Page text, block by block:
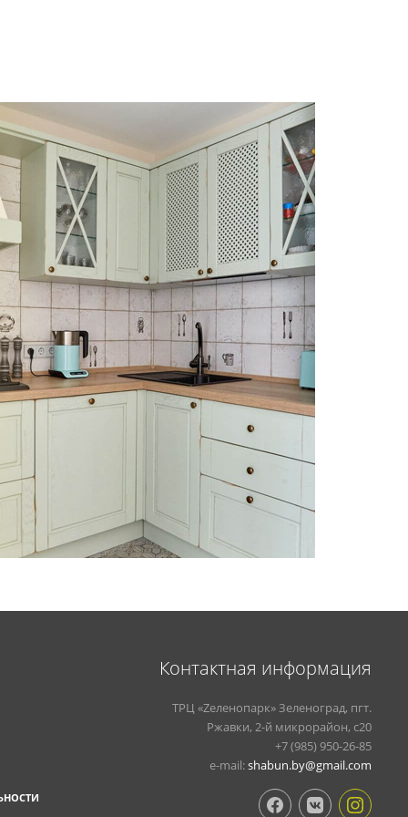
Контактная информация
ТРЦ «Zеленопарк» Зеленоград, пгт.
Ржавки, 2-й микрорайон, с20
+7 (985) 950-26-85
e-mail:shabun.by@gmail.com